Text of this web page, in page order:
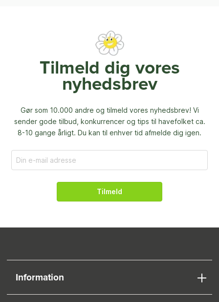
Tilmeld dig vores
nyhedsbrev
Gør som 10.000 andre og tilmeld vores nyhedsbrev! Vi
sender gode tilbud, konkurrencer og tips til havefolket ca.
8-10 gange årligt. Du kan til enhver tid afmelde dig igen.
Tilmeld
Information